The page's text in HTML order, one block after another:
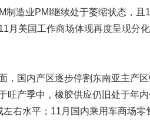
造业PMI继续处于萎缩状态，且
月美国工作商场体现再度呈现分化
国内产区逐步停割东南亚主产区
旺产季中，橡胶供应仍旧处于年
右水平；11月国内乘用车商场零